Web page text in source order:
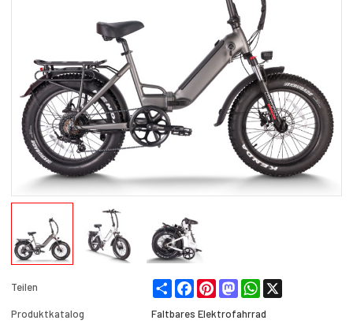
Teilen Share FacebookPinterestMastodonWhatsApp
Produktkatalog
Faltbares Elektrofahrrad